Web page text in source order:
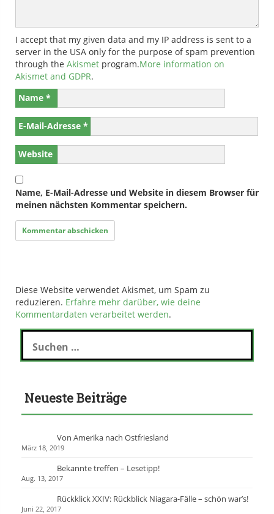
I accept that my given data and my IP address is sent to a
server in the USA only for the purpose of spam prevention
through the Akismet program.More information on
Akismet and GDPR.
Name *
E-Mail-Adresse *
Website
Name, E-Mail-Adresse und Website in diesem Browser für
meinen nächsten Kommentar speichern.
Diese Website verwendet Akismet, um Spam zu
reduzieren. Erfahre mehr darüber, wie deine
Kommentardaten verarbeitet werden.
S
c
n
h
Neueste Beiträge
Von Amerika nach Ostfriesland
März 18, 2019
Bekannte treffen – Lesetipp!
Aug. 13, 2017
Rückklick XXIV: Rückblick Niagara-Fälle – schön war’s!
Juni 22, 2017